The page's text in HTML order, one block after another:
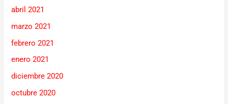
abril 2021
marzo 2021
febrero 2021
enero 2021
diciembre 2020
octubre 2020